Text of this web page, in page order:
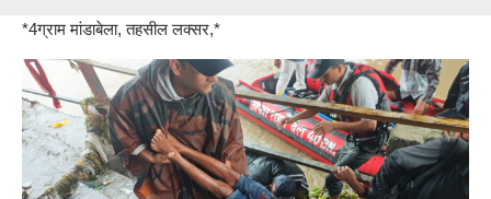
*4ग्राम मांडाबेला, तहसील लक्सर,*